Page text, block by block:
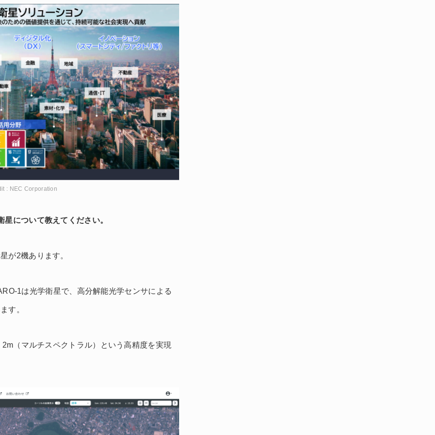
: NEC Corporation
について教えてください。
が2機あります。
1は光学衛星で、高分解能光学センサによる
す。
（マルチスペクトラル）という高精度を実現